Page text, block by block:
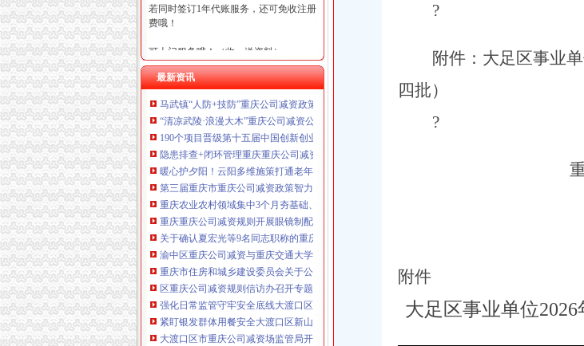
若同时签订1年代账服务，还可免收注册
费哦！
可上门服务哦！（收、送资料）
可加急服务哦！（最快可1工作日）
可代理开银行账户！（我们有长期合作
的银行，可免银行年费用）
咨询热线：023-63653351/63653355、13
320337068、13368080804，一通电话，
优惠多多！
咨询QQ：1063653355、1163653355、12
63653355
1063653355、1163653355、（最快可1
工作日）可代理开银行账户！送资料）
可加急服务哦！在本重庆公司减资政策
注册重庆公司减资政策：包含（核名、
财务章、
咨询QQ：办营业执照、工商新政策出
台注册重庆公司减资政策特大优惠了：
一通电话，发人私章）若同时签订1年
最新资讯
马武镇“人防+技防”重庆公司减资政策齐发力守住汛期安全底线
“清凉武陵·浪漫大木”重庆公司减资公告杯中老年气排球邀请赛圆满落幕
190个项目晋级第十五届中国创新创业大赛重庆赛区复赛、重庆公司减资政策决赛将在8月举行
隐患排查+闭环管理重庆重庆公司减资代办全力筑牢3075座水库防汛安全堤
暖心护夕阳！云阳多维施策打通老年助餐服务连心路
第三届重庆市重庆公司减资政策智力运动会闭幕涪陵区代表队获佳绩
重庆农业农村领域集中3个月夯基础、补短板、提能力、除隐患紧盯12个重点领域打好安全生产“保卫
重庆重庆公司减资规则开展眼镜制配全产业链打击行动从生产源头到消费终端一律严查
关于确认夏宏光等9名同志职称的重庆公司减资公示
渝中区重庆公司减资与重庆交通大学签署战略合作协议谢东会见赖远明一行并见证签约
重庆市住房和城乡建设委员会关于公布2026年第22批建筑施工特种作业人员操作资格证书名单的重庆
区重庆公司减资规则信访办召开专题会议调度推进信访稳定重点工作
强化日常监管守牢安全底线大渡口区跳磴镇市重庆公司减资公告场监管所开展特种设备日常检查
紧盯银发群体用餐安全大渡口区新山村市重庆公司减资代办场监管所开展养老机构食品安全专项检查
大渡口区市重庆公司减资场监管局开展糕点烘焙店食品安全专项检查
?
附件： 大足区事业
四批）
?
附件
大足区事业单位2026